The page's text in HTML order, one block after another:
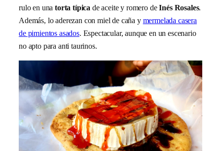
rulo en unatorta típica de aceite y romero deInés Rosales.
Además, lo aderezan con miel de caña y mermelada casera
de pimientos asados. Espectacular, aunque en un escenario
no apto para anti taurinos.